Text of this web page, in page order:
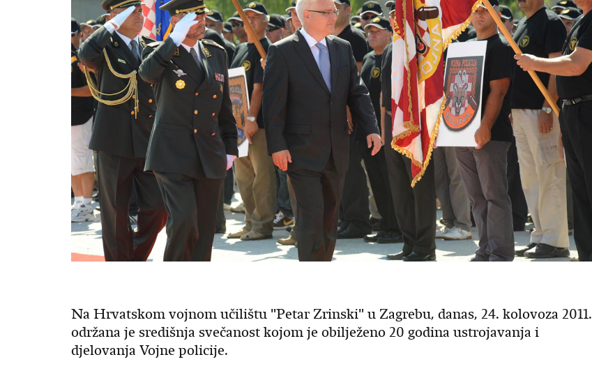
Na Hrvatskom vojnom učilištu "Petar Zrinski" u Zagrebu, danas, 24. kolovoza 2011.
održana je središnja svečanost kojom je obilježeno 20 godina ustrojavanja i
djelovanja Vojne policije.